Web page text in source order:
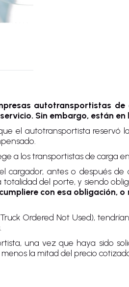
autotransportistas de
Sin embargo, están en
el autotransportista reservó
a los transportistas de carga
cargador, antes o después de
del porte, y siendo
con esa obligación,
Ordered Not Used),
una vez que haya sido
la mitad del precio